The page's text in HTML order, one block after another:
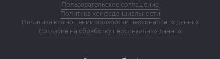
Пользовательское соглашение
Политика конфиденциальности
Политика в отношении обработки персональных данных
Согласие на обработку персональных данных